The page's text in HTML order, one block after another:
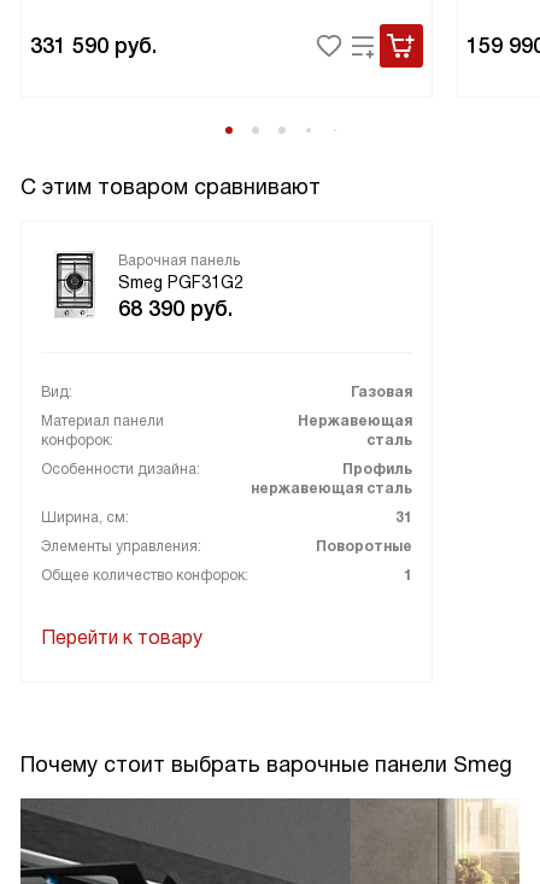
331 590 руб. 159
С этим товаром сравнивают
Варочная панель
Smeg PGF31G2
68 390 руб.
Вид:
Газовая
Материал панели
конфорок:
Нержавеющая
сталь
Особенности дизайна:
Профиль
нержавеющая сталь
Ширина, см:
31
Элементы управления:
Поворотные
Общее количество конфорок:
1
Перейти к товару
Почему стоит выбрать варочные панели Smeg